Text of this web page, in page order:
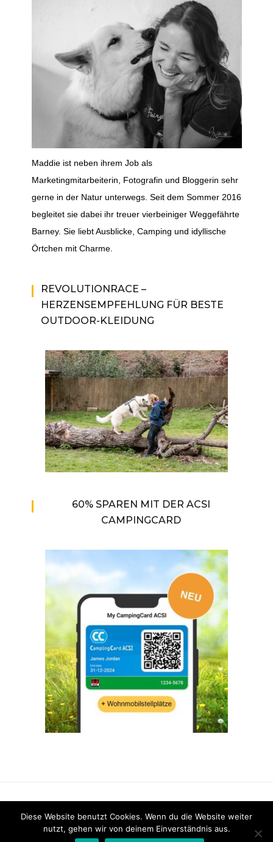
Maddie ist neben ihrem Job als
Marketingmitarbeiterin, Fotografin und Bloggerin sehr
gerne in der Natur unterwegs. Seit dem Sommer 2016
begleitet sie dabei ihr treuer vierbeiniger Weggefährte
Barney. Sie liebt Ausblicke, Camping und idyllische
Örtchen mit Charme.
REVOLUTIONRACE –
HERZENSEMPFEHLUNG FÜR BESTE
OUTDOOR-KLEIDUNG
60% SPAREN MIT DER ACSI
CAMPINGCARD
FACEBOOK INSTAGRAM PINTEREST
Diese Website benutzt Cookies. Wenn du die Website weiter
nutzt, gehen wir von deinem Einverständnis aus.